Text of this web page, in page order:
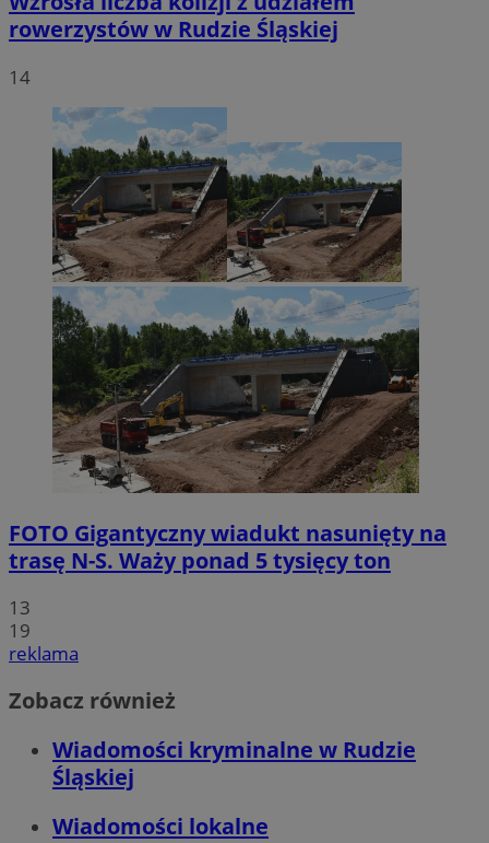
rowerzystów w Rudzie Śląskiej
14
FOTO Gigantyczny wiadukt nasunięty na
trasę N-S. Waży ponad 5 tysięcy ton
13
19
reklama
Zobacz również
Wiadomości kryminalne w Rudzie
Śląskiej
Wiadomości lokalne